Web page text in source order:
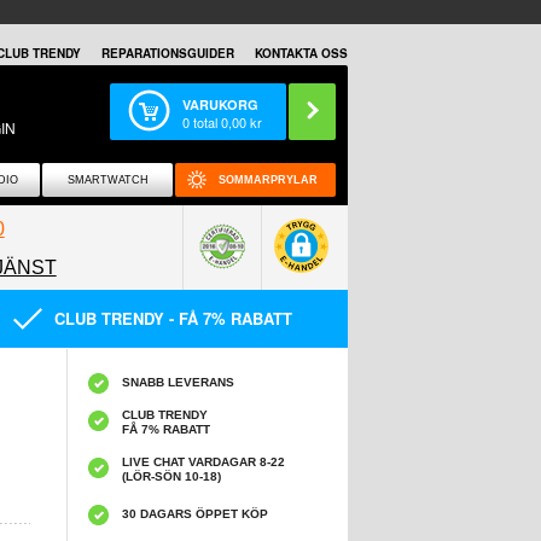
TRENDY REPARATIONSGUIDER KONTAKTA OSS
VARUKORG
0total0,00kr
SMARTWATCH SOMMARPRYLAR
CLUB TRENDY - FÅ 7% RABATT
SNABB LEVERANS
CLUB TRENDY
FÅ 7% RABATT
LIVE CHAT VARDAGAR 8-22
(LÖR-SÖN 10-18)
30 DAGARS ÖPPET KÖP